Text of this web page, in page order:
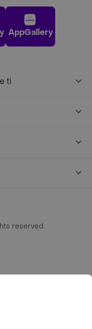
AppGallery
ti
reserved.